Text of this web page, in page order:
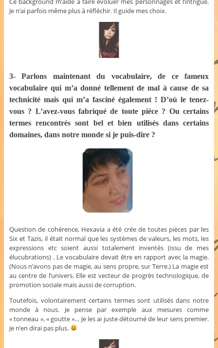
Je n’ai parfois même plus à réfléchir. Il guide mes choix.
3- Parlons maintenant du vocabulaire, de ce fameux
vocabulaire qui m’a donné tellement de mal à cause de sa
technicité mais qui m’a fasciné également ! D’où le tenez-
vous ? L’avez-vous fabriqué de toute pièce ? Ou certains
termes rencontrés sont bel et bien utilisés dans certains
domaines, dans notre monde si je puis-dire ?
Question de cohérence, Hexavia a été crée de toutes pièces par les
Six et Tazis, il était normal que les systèmes de valeurs, les mots, les
expressions etc soient aussi totalement inventés (issu de mes
élucubrations) . Le vocabulaire devait être en rapport avec la magie.
(Nous n’avons pas de magie, au sens propre, sur Terre.) La magie est
au centre de l’univers. Elle est vecteur de progrès technologique, de
promotion sociale mais aussi de corruption.
Toutefois, volontairement certains termes sont utilisés dans notre
monde à nous. Je pense par exemple aux mesures comme
« tonneau », « goutte »… Je les ai juste détourné de leur sens premier.
Je n’en dirai pas plus.